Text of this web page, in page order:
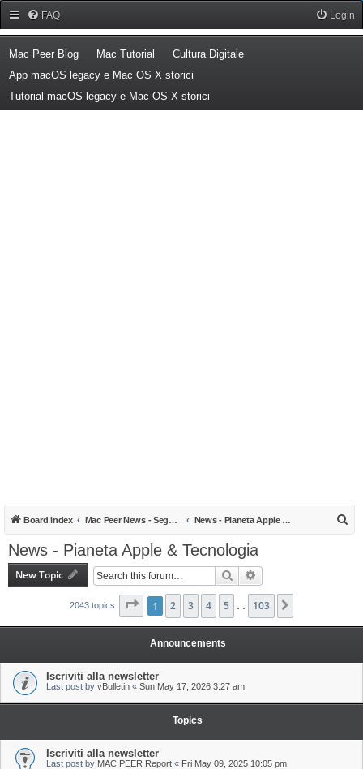
FAQ Login
Mac Peer Blog(Opens a new tab)
Mac Tutorial (Opens a new tab)
Cultura Digitale(Opens a new tab)
App macOS legacy e Mac OS X storici
Tutorial macOS legacy e Mac OS X storici
Board index Mac Peer News - Segnalazioni, notizie, recensioni News - Pianeta Apple & Tecnologia
News - Pianeta Apple & Tecnologia
New Topic Search
2043 topics Page of 103
1 2 3 4 5 103
Announcements
Iscriviti alla newsletter
Last post by vBulletin « Sun May 17, 2026 3:27 am
Topics
Iscriviti alla newsletter
Last post by MAC PEER Report « Fri May 09, 2025 10:05 pm